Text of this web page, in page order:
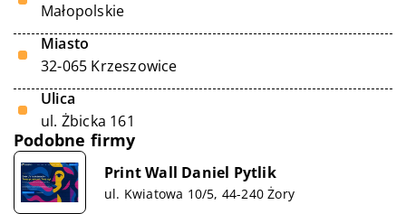
Małopolskie
Miasto
32-065 Krzeszowice
Ulica
ul. Żbicka 161
Podobne firmy
Print Wall Daniel Pytlik
ul. Kwiatowa 10/5, 44-240 Żory